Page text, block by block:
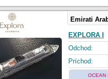
Emirati
EXPLORA I
Odchod:
Príchod:
OCEAN